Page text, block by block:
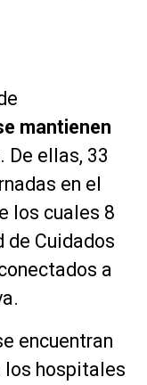
mantienen
. De ellas, 33
en el
los cuales 8
de Cuidados
a
encuentran
los hospitales